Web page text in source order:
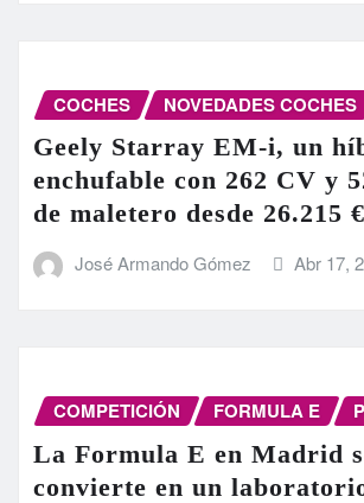
COCHES NOVEDADES COCHES
Geely Starray EM-i, un
enchufable con 262 CV y
de maletero desde 26.215 €
José Armando Gómez Abr 17,
COMPETICIÓN FORMULA E
La Formula E en Madrid
convierte en un